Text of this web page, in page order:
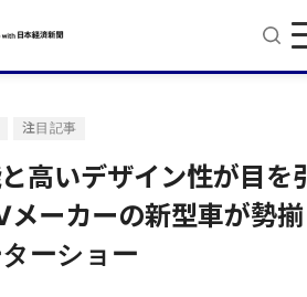
注目記事
高いデザイン性が目を
メーカーの新型車が勢揃
ーショー